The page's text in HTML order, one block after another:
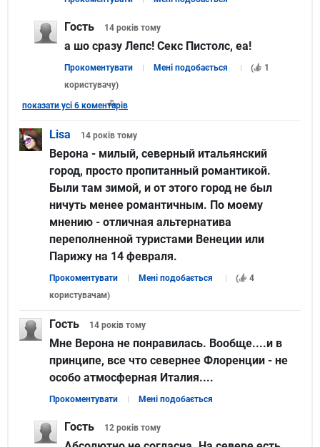
Гость 14 років тому
а шо сразу Лепс! Секс Пистолс, еа!
Прокоментувати Мені подобається (
1
користувачу)
показати усі 6 коментарів
Lisa 14 років тому
Верона - милый, северный итальянский
город, просто пропитанный романтикой.
Были там зимой, и от этого город не был
ничуть менее романтичным. По моему
мнению - отличная альтернатива
переполненной туристами Венеции или
Парижу на 14 февраля.
Прокоментувати Мені подобається (
4
користувачам)
Гость 14 років тому
Мне Верона не понравилась. Вообще....и в
принципе, все что севернее Флоренции - не
особо атмосферная Италия....
Прокоментувати Мені подобається
Гость 12 років тому